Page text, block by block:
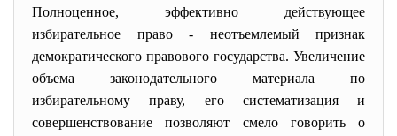
Полноценное, эффективно действующее
избирательное право - неотъемлемый признак
демократического правового государства. Увеличение
объема законодательного материала по
избирательному праву, его систематизация и
совершенствование позволяют смело говорить о